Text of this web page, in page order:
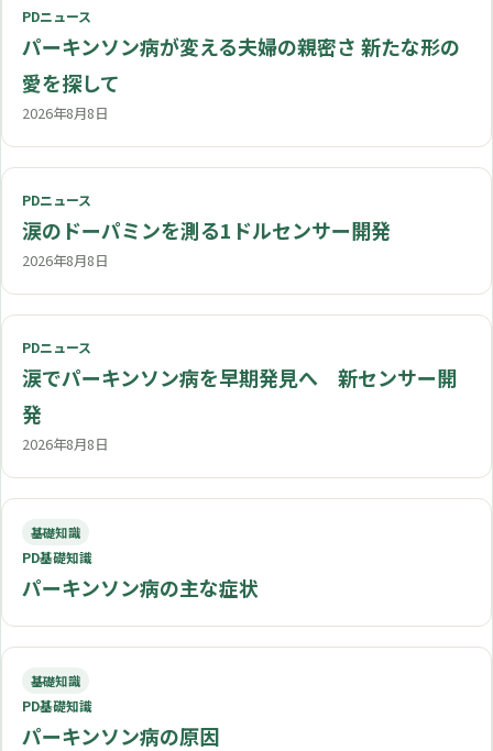
PDニュース
パーキンソン病が変える夫婦の親密さ 新たな形の
愛を探して
2026年8月8日
PDニュース
涙のドーパミンを測る1ドルセンサー開発
2026年8月8日
PDニュース
涙でパーキンソン病を早期発見へ 新センサー開
発
2026年8月8日
基礎知識
PD基礎知識
パーキンソン病の主な症状
基礎知識
PD基礎知識
パーキンソン病の原因